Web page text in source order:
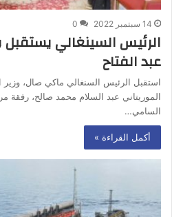
14 سبتمبر 2022 0
الرئيس السينغالي
عبد الفتاح
استقبل الرئيس السنغالي ماكي صال، وزير
الموريتاني عبد السلام محمد صالح، رفقة
السامي…
أكمل القراءة »